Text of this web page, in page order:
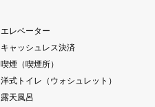
エレベーター
キャッシュレス決済
喫煙（喫煙所）
洋式トイレ（ウォシュレット）
露天風呂